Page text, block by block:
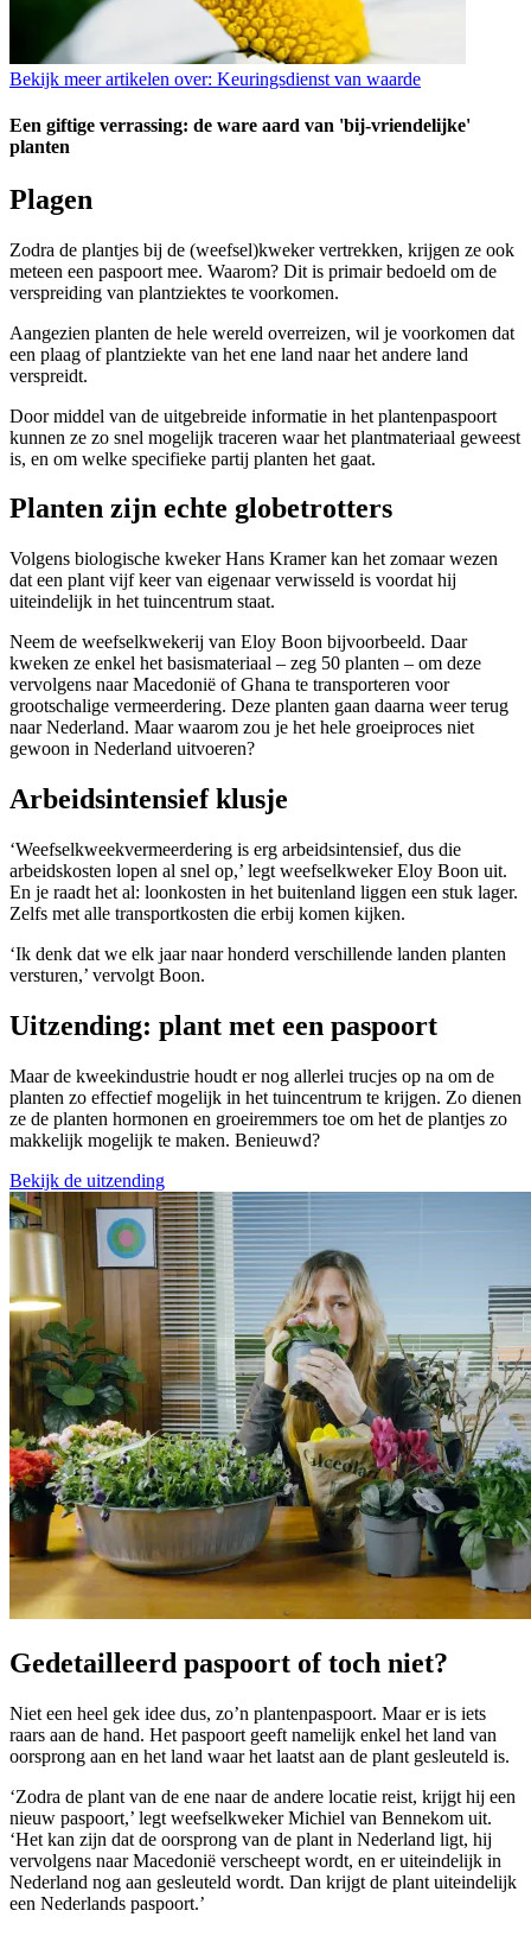
Bekijk meer artikelen over: Keuringsdienst van waarde
Een giftige verrassing: de ware aard van 'bij-vriendelijke'
planten
Plagen
Zodra de plantjes bij de (weefsel)kweker vertrekken, krijgen ze ook
meteen een paspoort mee. Waarom? Dit is primair bedoeld om de
verspreiding van plantziektes te voorkomen.
Aangezien planten de hele wereld overreizen, wil je voorkomen dat
een plaag of plantziekte van het ene land naar het andere land
verspreidt.
Door middel van de uitgebreide informatie in het plantenpaspoort
kunnen ze zo snel mogelijk traceren waar het plantmateriaal geweest
is, en om welke specifieke partij planten het gaat.
Planten zijn echte globetrotters
Volgens biologische kweker Hans Kramer kan het zomaar wezen
dat een plant vijf keer van eigenaar verwisseld is voordat hij
uiteindelijk in het tuincentrum staat.
Neem de weefselkwekerij van Eloy Boon bijvoorbeeld. Daar
kweken ze enkel het basismateriaal – zeg 50 planten – om deze
vervolgens naar Macedonië of Ghana te transporteren voor
grootschalige vermeerdering. Deze planten gaan daarna weer terug
naar Nederland. Maar waarom zou je het hele groeiproces niet
gewoon in Nederland uitvoeren?
Arbeidsintensief klusje
‘Weefselkweekvermeerdering is erg arbeidsintensief, dus die
arbeidskosten lopen al snel op,’ legt weefselkweker Eloy Boon uit.
En je raadt het al: loonkosten in het buitenland liggen een stuk lager.
Zelfs met alle transportkosten die erbij komen kijken.
‘Ik denk dat we elk jaar naar honderd verschillende landen planten
versturen,’ vervolgt Boon.
Uitzending: plant met een paspoort
Maar de kweekindustrie houdt er nog allerlei trucjes op na om de
planten zo effectief mogelijk in het tuincentrum te krijgen. Zo dienen
ze de planten hormonen en groeiremmers toe om het de plantjes zo
makkelijk mogelijk te maken. Benieuwd?
Bekijk de uitzending
Gedetailleerd paspoort of toch niet?
Niet een heel gek idee dus, zo’n plantenpaspoort. Maar er is iets
raars aan de hand. Het paspoort geeft namelijk enkel het land van
oorsprong aan en het land waar het laatst aan de plant gesleuteld is.
‘Zodra de plant van de ene naar de andere locatie reist, krijgt hij een
nieuw paspoort,’ legt weefselkweker Michiel van Bennekom uit.
‘Het kan zijn dat de oorsprong van de plant in Nederland ligt, hij
vervolgens naar Macedonië verscheept wordt, en er uiteindelijk in
Nederland nog aan gesleuteld wordt. Dan krijgt de plant uiteindelijk
een Nederlands paspoort.’